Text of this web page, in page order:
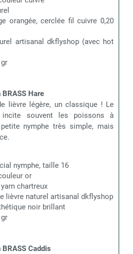
orangée, cerclée fil cuivre 0,20
artisanal dkflyshop (avec hot
Hare
lièvre légère, un classique ! Le
incite souvent les poissons à
nymphe très simple, mais
nymphe, taille 16
or
chartreux
lièvre naturel artisanal dkflyshop
noir brillant
Caddis